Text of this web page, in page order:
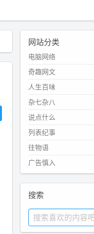
网站分类
电脑网络
奇趣网文
人生百味
杂七杂八
说点什么
列表纪事
往物语
广告慎入
搜索